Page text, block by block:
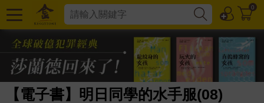
0
【電子書】明日同學的水手服(08)